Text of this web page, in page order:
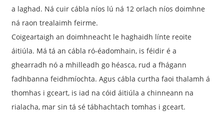
a laghad. Ná cuir cábla níos lú ná 12 orlach níos doimhne
ná raon trealaimh feirme.
Coigeartaigh an doimhneacht le haghaidh línte reoite
áitiúla. Má tá an cábla ró-éadomhain, is féidir é a
ghearradh nó a mhilleadh go héasca, rud a fhágann
fadhbanna feidhmíochta. Agus cábla curtha faoi thalamh á
thomhas i gceart, is iad na cóid áitiúla a chinneann na
rialacha, mar sin tá sé tábhachtach tomhas i gceart.